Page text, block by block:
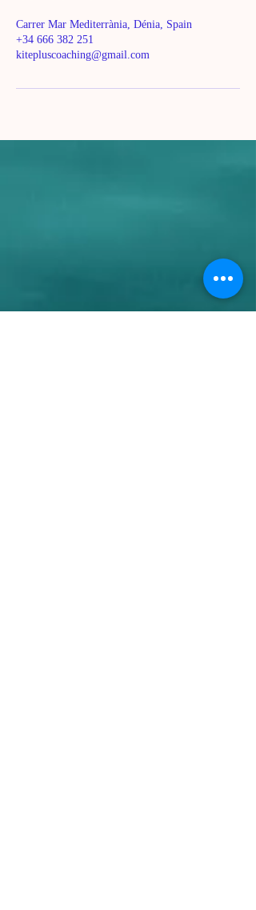
Carrer Mar Mediterrània, Dénia, Spain
+34 666 382 251
kitepluscoaching@gmail.com